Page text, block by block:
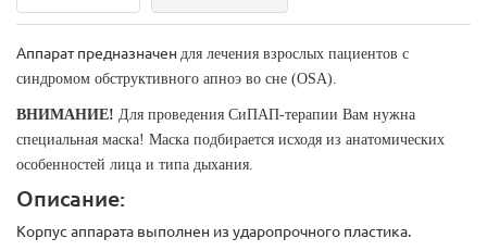
Аппарат предназначен для лечения взрослых пациентов с
синдромом обструктивного апноэ во сне (OSA).
ВНИМАНИЕ! Для проведения СиПАП-терапии Вам нужна
специальная маска! Маска подбирается исходя из анатомических
особенностей лица и типа дыхания.
Описание:
Корпус аппарата выполнен из ударопрочного пластика.